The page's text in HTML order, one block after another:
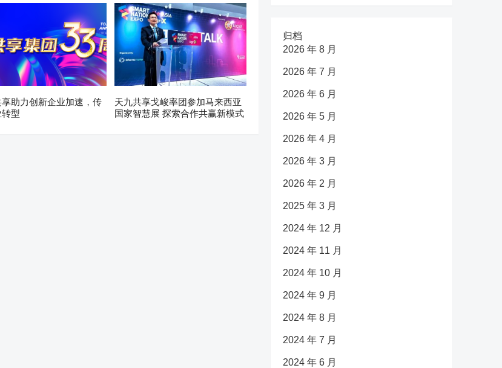
享助力创新企业加速，传
型
天九共享戈峻率团参加马来西亚
国家智慧展 探索合作共赢新模式
归档
2026 年 8 月
2026 年 7 月
2026 年 6 月
2026 年 5 月
2026 年 4 月
2026 年 3 月
2026 年 2 月
2025 年 3 月
2024 年 12 月
2024 年 11 月
2024 年 10 月
2024 年 9 月
2024 年 8 月
2024 年 7 月
2024 年 6 月